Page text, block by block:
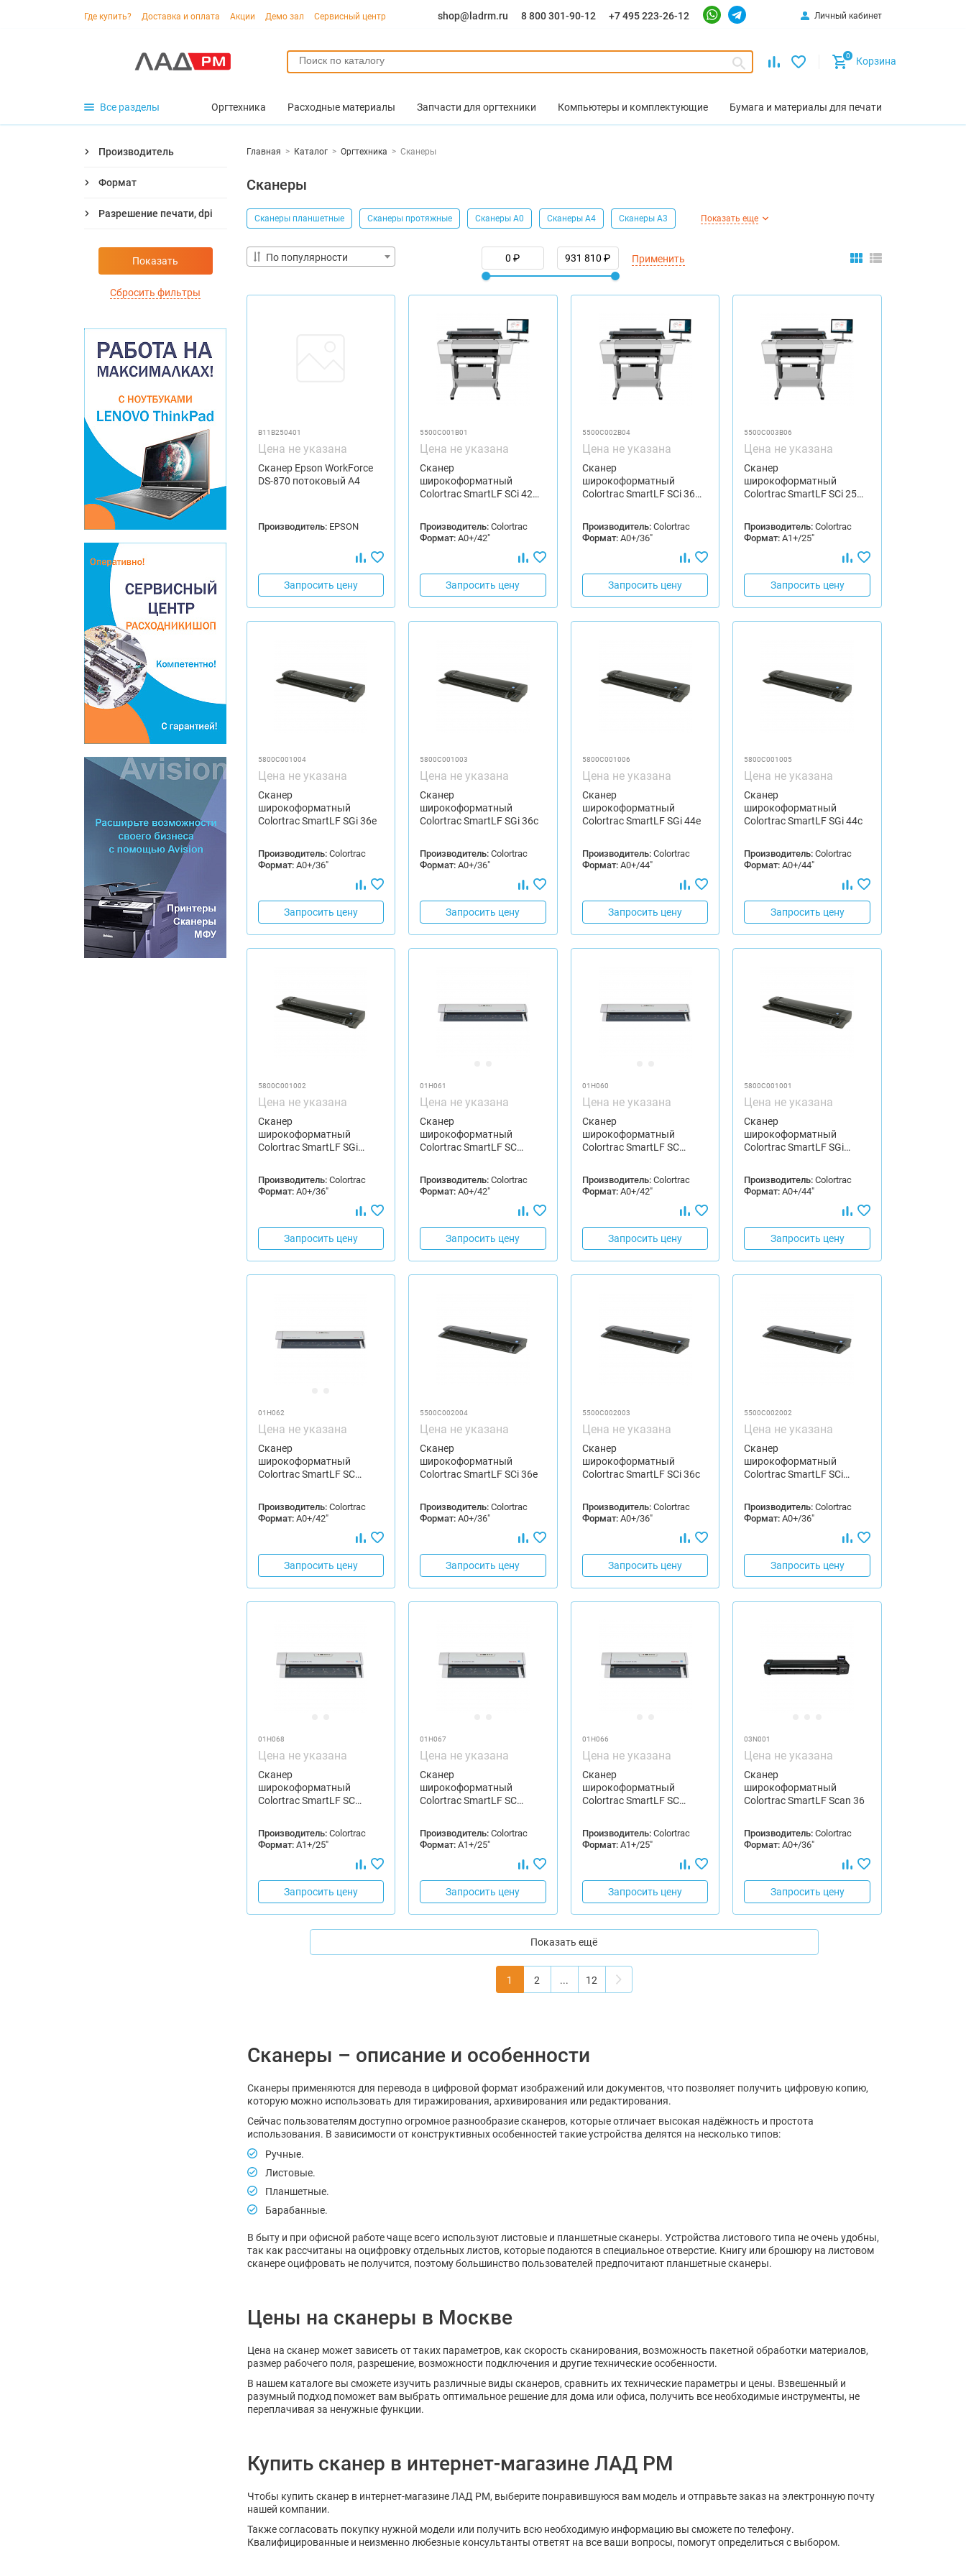
Где купить? Доставка и оплата Акции Демо зал Сервисный центр shop@ladrm.ru 8 800 301-90-12 +7 495 223-26-12 Личный кабинет
0 Корзина
Все разделы Оргтехника Расходные материалы Запчасти для оргтехники Компьютеры и комплектующие Бумага и материалы для печати
Производитель
Формат
Разрешение печати, dpi
Показать
Сбросить фильтры
Главная > Каталог > Оргтехника > Сканеры
Сканеры
Сканеры планшетные Сканеры протяжные Сканеры А0 Сканеры А4 Сканеры А3 Показать еще
По популярности Применить
B11B250401
Цена не указана
Сканер Epson WorkForce
DS-870 потоковый А4
Производитель: EPSON
Запросить цену
5500C001B01
Цена не указана
Сканер
широкоформатный
Colortrac SmartLF SCi 42…
Производитель: Colortrac
Формат: А0+/42"
Запросить цену
5500C002B04
Цена не указана
Сканер
широкоформатный
Colortrac SmartLF SCi 36…
Производитель: Colortrac
Формат: А0+/36"
Запросить цену
5500C003B06
Цена не указана
Сканер
широкоформатный
Colortrac SmartLF SCi 25…
Производитель: Colortrac
Формат: A1+/25"
Запросить цену
5800C001004
Цена не указана
Сканер
широкоформатный
Colortrac SmartLF SGi 36e
Производитель: Colortrac
Формат: А0+/36"
Запросить цену
5800C001003
Цена не указана
Сканер
широкоформатный
Colortrac SmartLF SGi 36c
Производитель: Colortrac
Формат: А0+/36"
Запросить цену
5800C001006
Цена не указана
Сканер
широкоформатный
Colortrac SmartLF SGi 44e
Производитель: Colortrac
Формат: А0+/44"
Запросить цену
5800C001005
Цена не указана
Сканер
широкоформатный
Colortrac SmartLF SGi 44c
Производитель: Colortrac
Формат: А0+/44"
Запросить цену
5800C001002
Цена не указана
Сканер
широкоформатный
Colortrac SmartLF SGi…
Производитель: Colortrac
Формат: А0+/36"
Запросить цену
01H061
Цена не указана
Сканер
широкоформатный
Colortrac SmartLF SC…
Производитель: Colortrac
Формат: А0+/42"
Запросить цену
01H060
Цена не указана
Сканер
широкоформатный
Colortrac SmartLF SC…
Производитель: Colortrac
Формат: А0+/42"
Запросить цену
5800C001001
Цена не указана
Сканер
широкоформатный
Colortrac SmartLF SGi…
Производитель: Colortrac
Формат: А0+/44"
Запросить цену
01H062
Цена не указана
Сканер
широкоформатный
Colortrac SmartLF SC…
Производитель: Colortrac
Формат: А0+/42"
Запросить цену
5500C002004
Цена не указана
Сканер
широкоформатный
Colortrac SmartLF SCi 36e
Производитель: Colortrac
Формат: А0+/36"
Запросить цену
5500C002003
Цена не указана
Сканер
широкоформатный
Colortrac SmartLF SCi 36c
Производитель: Colortrac
Формат: А0+/36"
Запросить цену
5500C002002
Цена не указана
Сканер
широкоформатный
Colortrac SmartLF SCi…
Производитель: Colortrac
Формат: А0+/36"
Запросить цену
01H068
Цена не указана
Сканер
широкоформатный
Colortrac SmartLF SC…
Производитель: Colortrac
Формат: A1+/25"
Запросить цену
01H067
Цена не указана
Сканер
широкоформатный
Colortrac SmartLF SC…
Производитель: Colortrac
Формат: A1+/25"
Запросить цену
01H066
Цена не указана
Сканер
широкоформатный
Colortrac SmartLF SC…
Производитель: Colortrac
Формат: A1+/25"
Запросить цену
03N001
Цена не указана
Сканер
широкоформатный
Colortrac SmartLF Scan 36
Производитель: Colortrac
Формат: А0+/36"
Запросить цену
Показать ещё
1 2 ... 12
Сканеры – описание и особенности
Сканеры применяются для перевода в цифровой формат изображений или документов, что позволяет получить цифровую копию,
которую можно использовать для тиражирования, архивирования или редактирования.
Сейчас пользователям доступно огромное разнообразие сканеров, которые отличает высокая надёжность и простота
использования. В зависимости от конструктивных особенностей такие устройства делятся на несколько типов:
Ручные.
Листовые.
Планшетные.
Барабанные.
В быту и при офисной работе чаще всего используют листовые и планшетные сканеры. Устройства листового типа не очень удобны,
так как рассчитаны на оцифровку отдельных листов, которые подаются в специальное отверстие. Книгу или брошюру на листовом
сканере оцифровать не получится, поэтому большинство пользователей предпочитают планшетные сканеры.
Цены на сканеры в Москве
Цена на сканер может зависеть от таких параметров, как скорость сканирования, возможность пакетной обработки материалов,
размер рабочего поля, разрешение, возможности подключения и другие технические особенности.
В нашем каталоге вы сможете изучить различные виды сканеров, сравнить их технические параметры и цены. Взвешенный и
разумный подход поможет вам выбрать оптимальное решение для дома или офиса, получить все необходимые инструменты, не
переплачивая за ненужные функции.
Купить сканер в интернет-магазине ЛАД РМ
Чтобы купить сканер в интернет-магазине ЛАД РМ, выберите понравившуюся вам модель и отправьте заказ на электронную почту
нашей компании.
Также согласовать покупку нужной модели или получить всю необходимую информацию вы сможете по телефону.
Квалифицированные и неизменно любезные консультанты ответят на все ваши вопросы, помогут определиться с выбором.